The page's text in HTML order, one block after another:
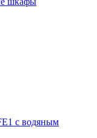
с водяным